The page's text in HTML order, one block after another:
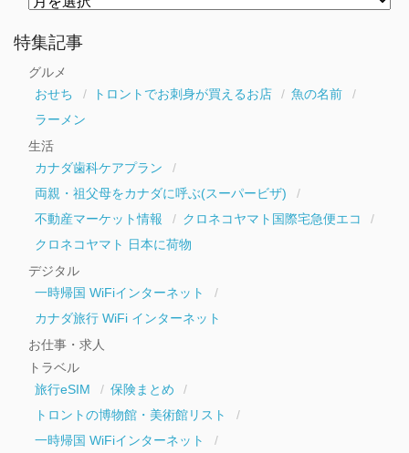
ー
カ
特集記事
グルメ
おせち
トロントでお刺身が買えるお店
魚の名前
ラーメン
生活
カナダ歯科ケアプラン
両親・祖父母をカナダに呼ぶ(スーパービザ)
不動産マーケット情報
クロネコヤマト国際宅急便エコ
クロネコヤマト 日本に荷物
デジタル
一時帰国 WiFiインターネット
カナダ旅行 WiFi インターネット
お仕事・求人
トラベル
旅行eSIM
保険まとめ
トロントの博物館・美術館リスト
一時帰国 WiFiインターネット